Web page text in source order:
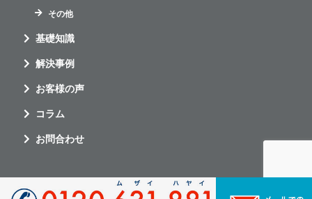
その他
基礎知識
解決事例
お客様の声
コラム
お問合わせ